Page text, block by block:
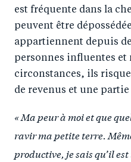
o
k
n
est fréquente dans la
peuvent être
appartiennent depuis
personnes influentes et
circonstances, ils
de revenus et une
« Ma peur à moi et que
ravir ma petite terre.
productive, je sais qu’il